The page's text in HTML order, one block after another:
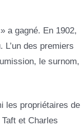
a gagné. En 1902,
des premiers
le surnom,
les propriétaires de
et Charles